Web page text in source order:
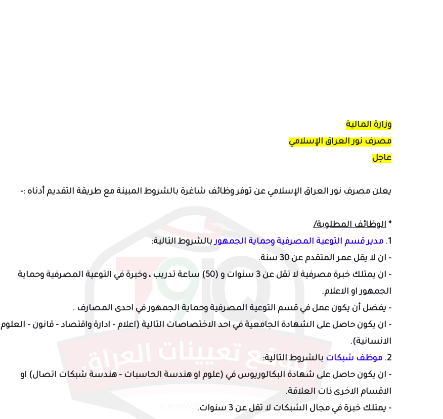
وزارة المالية
مصرف نور العراق الإسلامي
عاجل
يعلن مصرف نور العراق الإسلامي عن توفر وظائف شاغرة بالشروط المبينة مع طريقة التقديم أدناه :-
* الوظائف المطلوبة/
1. مدير قسم التوعية المصرفية وحماية الجمهوربالشروط التالية:
- ان لا يقل عمر المتقدم عن 30 سنة.
- ان يمتلك خبرة مصرفية لا تقل عن 3 سنوات و (50) ساعة تدريب ، وخبرة في التوعية المصرفية وحماية
الجمهور او الاعلام.
- يفضل أن يكون عمل في قسم التوعية المصرفية وحماية الجمهور في احدى المصارف .
- ان يكون حاصل على الشهادة الجامعية في احد الاختصاصات التالية (اعلام - ادارة واقتصاد - قانون - العلوم
الانسانية).
2. موظف شبكات بالشروط التالية:
- ان يكون حاصل على شهادة البكالوريوس في (علوم او هندسة الحاسبات - هندسة شبكات اتصال) او
الاقسام الاخرى ذات العلاقة.
- يمتلك خبرة في مجال الشبكات لا تقل عن 3 سنوات.